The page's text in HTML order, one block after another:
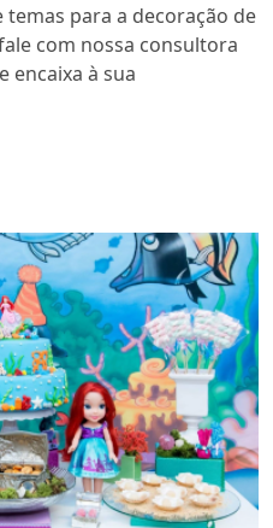
para a decoração de
com nossa consultora
encaixa à sua